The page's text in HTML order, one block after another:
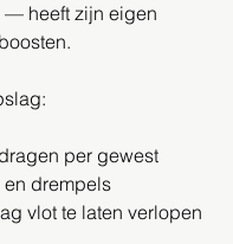
— heeft zijn eigen
per gewest
en drempels
vlot te laten verlopen